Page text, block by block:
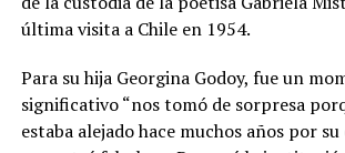
última visita a Chile en 1954.
Para su hija Georgina Godoy, fue un
significativo “nos tomó de sorpresa
estaba alejado hace muchos años por su